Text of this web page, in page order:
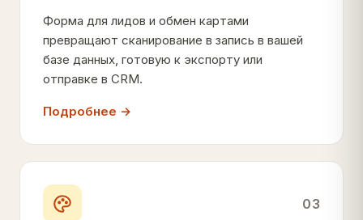
Форма для лидов и обмен картами
превращают сканирование в запись в вашей
базе данных, готовую к экспорту или
отправке в CRM.
Подробнее →
03